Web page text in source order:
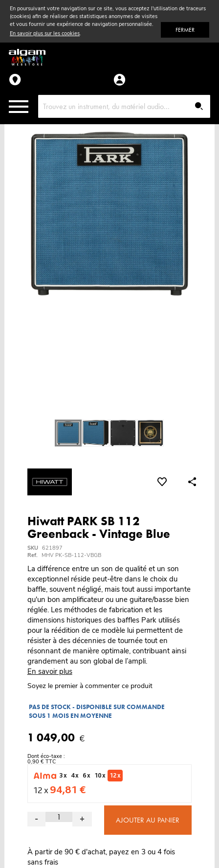
En poursuivant votre navigation sur ce site, vous acceptez l'utilisation de traceurs
(cookies) afin de réaliser des statistiques anonymes de visites
et vous fournir une expérience de navigation personnalisée.
En savoir plus sur les cookies. FERMER
Vent& Violon
Accessoires
Pièces détachées
Hiwatt PARK SB 112
Greenback - Vintage Blue
SKU 621897
Ref.
MHV PK-SB-112-VBGB
La différence entre un son de qualité et un son
exceptionnel réside peut-être dans le choix du
baffle, souvent négligé, mais tout aussi importante
qu'un bon amplificateur ou une guitare/basse bien
réglée. Les méthodes de fabrication et les
dimensions historiques des baffles Park utilisés
pour la réédition de ce modèle lui permettent de
résister à des décennies de tournée tout en
résonnant de manière optimale, contribuant ainsi
grandement au son global de l’ampli.
En savoir plus
Soyez le premier à commenter ce produit
PAS DE STOCK - DISPONIBLE SUR COMMANDE
SOUS 1 MOIS EN MOYENNE
1 049,00 €
Dont éco-taxe :
0,90 € TTC
3 x
4 x 6 x 10 x 12 x
12 x 94,81 €
- + AJOUTER AU PANIER
À partir de 90 € d'achat, payez en 3 ou 4 fois
sans frais